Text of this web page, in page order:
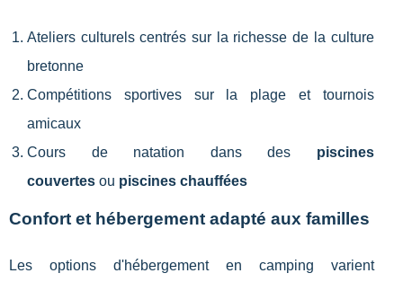
Ateliers culturels centrés sur la richesse de la culture
bretonne
Compétitions sportives sur la plage et tournois
amicaux
Cours de natation dans des piscines
couvertes ou piscines chauffées
Confort et hébergement adapté aux familles
Les options d'hébergement en camping varient